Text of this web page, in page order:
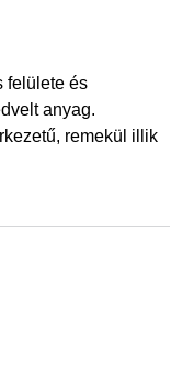
felülete és
anyag.
remekül illik